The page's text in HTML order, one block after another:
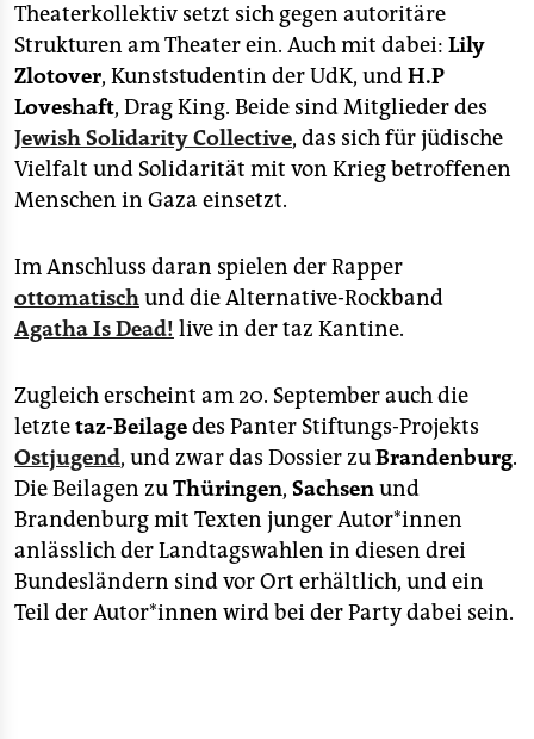
Theaterkollektiv setzt sich gegen autoritäre
Strukturen am Theater ein. Auch mit dabei: Lily
Zlotover, Kunststudentin der UdK, undH.P
Loveshaft, Drag King. Beide sind Mitglieder des
Jewish Solidarity Collective, das sich für jüdische
Vielfalt und Solidarität mit von Krieg betroffenen
Menschen in Gaza einsetzt.
Im Anschluss daran spielen der Rapper
ottomatischund die Alternative-Rockband
Agatha Is Dead! live in der taz Kantine.
Zugleich erscheint am 20. September auch die
letztetaz-Beilagedes Panter Stiftungs-Projekts
Ostjugend, und zwar das Dossier zuBrandenburg.
Die Beilagen zuThüringen, Sachsenund
Brandenburg mit Texten junger Autor*innen
anlässlich der Landtagswahlen in diesen drei
Bundesländern sind vor Ort erhältlich, und ein
Teil der Autor*innen wird bei der Party dabei sein.